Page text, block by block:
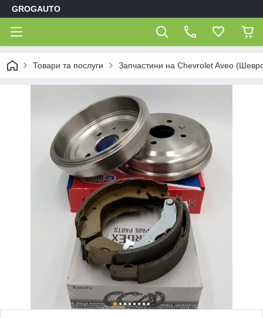
GROGAUTO
Товари та послуги Запчастини на Chevrolet Aveo